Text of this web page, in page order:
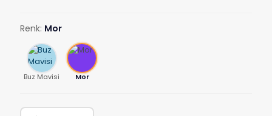
Renk: Mor
Buz Mavisi Mor